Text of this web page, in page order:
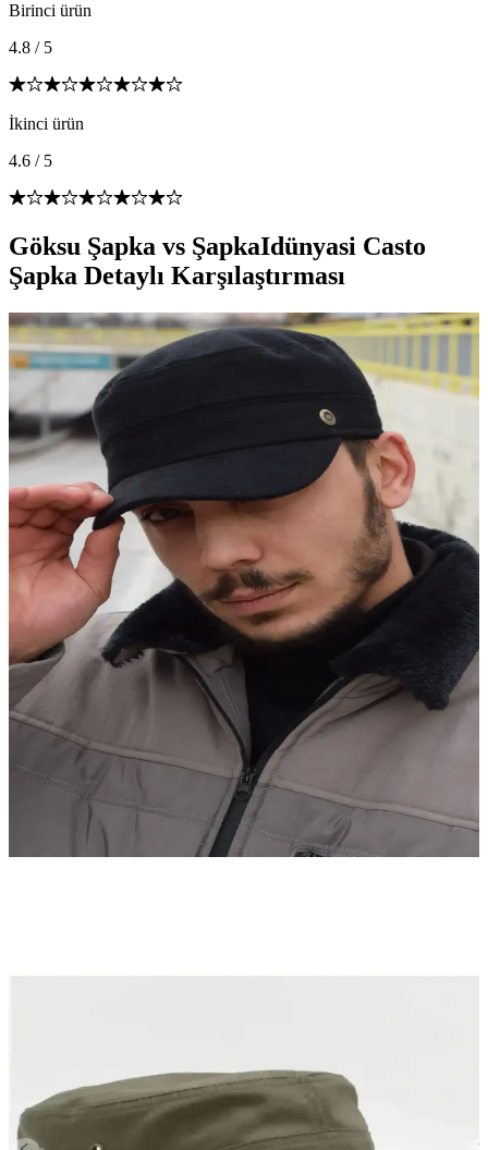
Birinci ürün
4.8 / 5
İkinci ürün
4.6 / 5
Göksu Şapka vs ŞapkaIdünyasi Casto
Şapka Detaylı Karşılaştırması